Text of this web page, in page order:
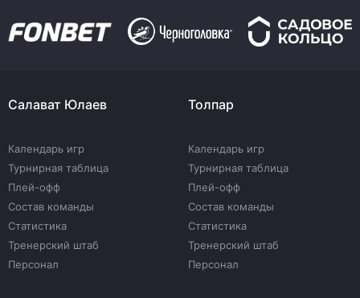
Салават Юлаев
Календарь игр
Турнирная таблица
Плей-офф
Состав команды
Статистика
Тренерский штаб
Персонал
Толпар
Календарь игр
Турнирная таблица
Плей-офф
Состав команды
Статистика
Тренерский штаб
Персонал